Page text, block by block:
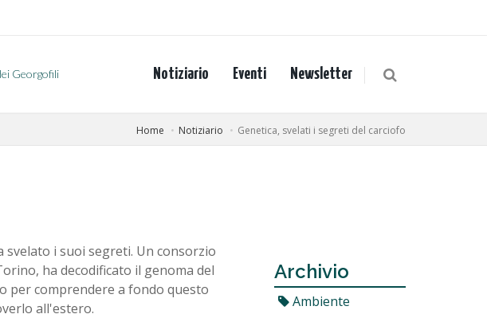
Georgofili Notiziario Eventi Newsletter
Home Notiziario Genetica, svelati i segreti del carciofo
i suoi segreti. Un consorzio
ha decodificato il genoma del
per comprendere a fondo questo
all'estero.
Archivio
Ambiente